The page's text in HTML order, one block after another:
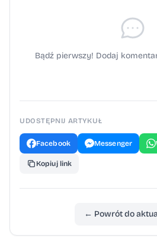
Bądź pierwszy! Dodaj
UDOSTĘPNIJ ARTYKUŁ
Facebook Messenger
Kopiuj link
← Powrót do